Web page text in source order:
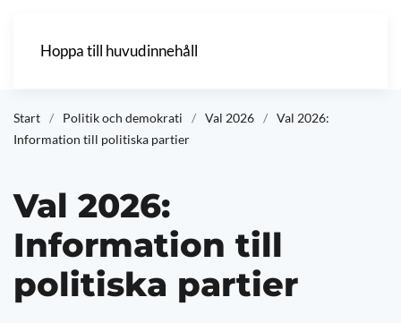
Hoppa till huvudinnehåll
Start Politik och demokrati Val 2026
Val 2026:
Information till politiska partier
Val 2026:
Information till
politiska partier